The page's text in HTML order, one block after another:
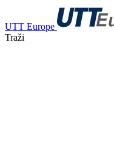
UTT Europe
Traži